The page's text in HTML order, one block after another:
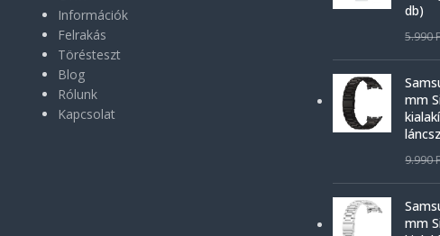
Információk
Felrakás
Törésteszt
Blog
Rólunk
Kapcsolat
db)
5.990
mm
9.990
mm